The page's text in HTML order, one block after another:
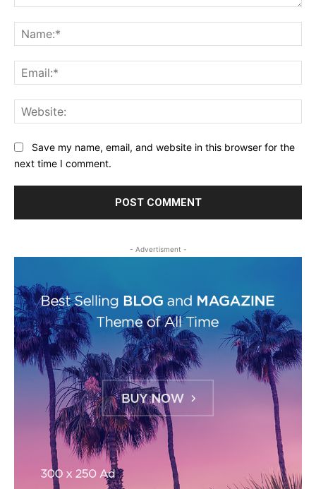
Save my name, email, and website in this browser for the
next time I comment.
- Advertisment -